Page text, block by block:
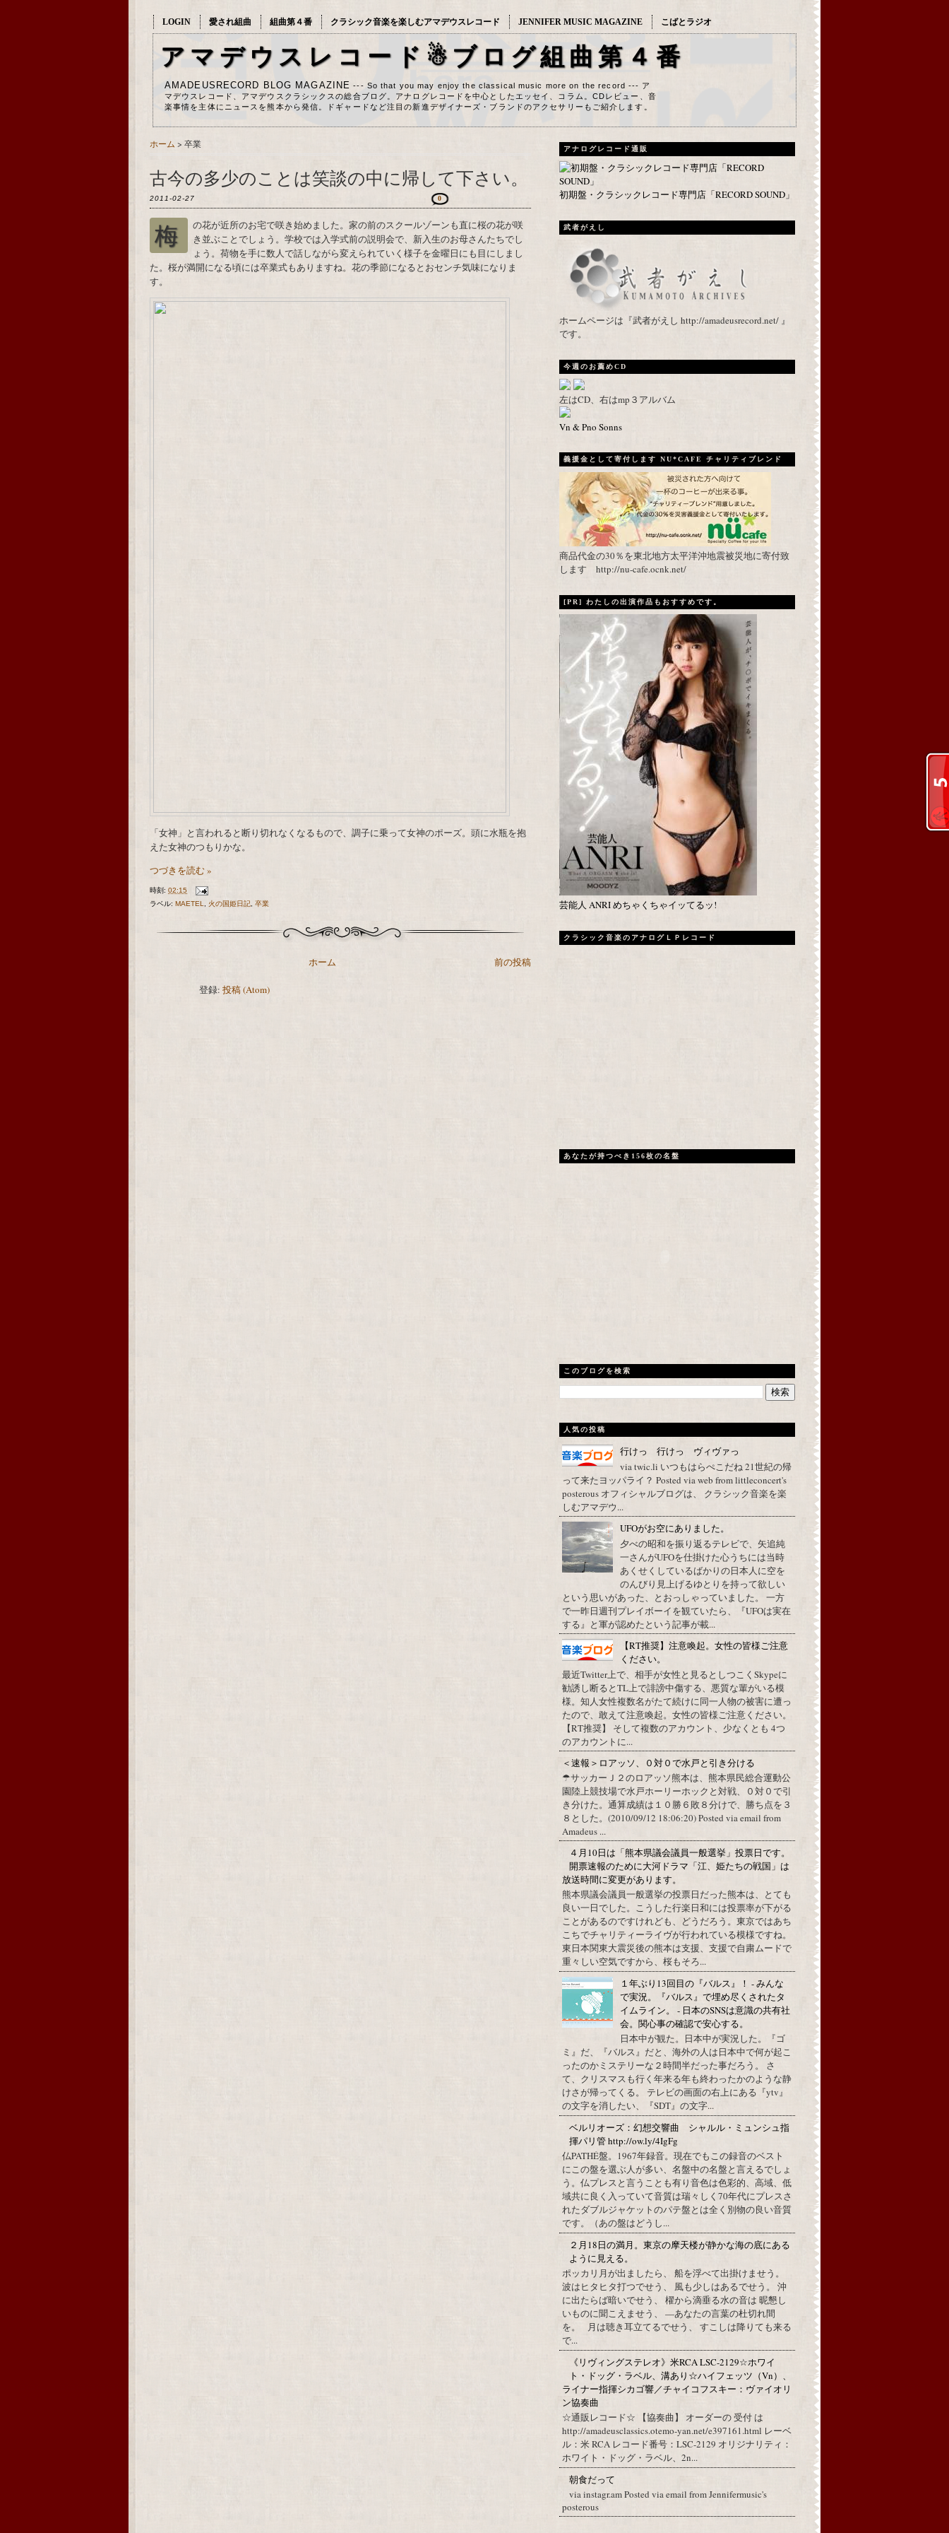
LOGIN 愛され組曲 組曲第４番 クラシック音楽を楽しむアマデウスレコード JENNIFER MUSIC MAGAZINE こばとラジオ
アマデウスレコード☃ブログ組曲第４番
AMADEUSRECORD BLOG MAGAZINE --- So that you may enjoy the classical music more on the record --- ア
マデウスレコード、アマデウスクラシックスの総合ブログ。アナログレコードを中心としたエッセイ、コラム。CDレビュー、音
楽事情を主体にニュースを熊本から発信。ドギャードなど注目の新進デザイナーズ・ブランドのアクセサリーもご紹介します。
ホーム > 卒業
古今の多少のことは笑談の中に帰して下さい。
2011-02-27 0
梅の花が近所のお宅で咲き始めました。家の前のスクールゾーンも直に桜の花が咲
き並ぶことでしょう。学校では入学式前の説明会で、新入生のお母さんたちでし
ょう。荷物を手に数人で話しながら変えられていく様子を金曜日にも目にしまし
た。桜が満開になる頃には卒業式もありますね。花の季節になるとおセンチ気味になりま
す。
「女神」と言われると断り切れなくなるもので、調子に乗って女神のポーズ。頭に水瓶を抱
えた女神のつもりかな。
つづきを読む »
時刻: 02:15
ラベル: MAETEL, 火の国姫日記, 卒業
前の投稿
ホーム
登録: 投稿 (Atom)
アナログレコード通販
初期盤・クラシックレコード専門店「RECORD SOUND」
武者がえし
ホームページは『武者がえし http://amadeusrecord.net/ 』
です。
今週のお薦めCD
左はCD、右はmp３アルバム
Vn & Pno Sonns
義援金として寄付します NU*CAFE チャリティブレンド
商品代金の30％を東北地方太平洋沖地震被災地に寄付致
します http://nu-cafe.ocnk.net/
[PR] わたしの出演作品もおすすめです。
芸能人 ANRI めちゃくちゃイッてるッ!
クラシック音楽のアナログＬＰレコード
あなたが持つべき156枚の名盤
このブログを検索
人気の投稿
行けっ 行けっ ヴィヴァっ
via twic.li いつもはらぺこだね 21世紀の帰
って来たヨッパライ？ Posted via web from littleconcert's
posterous オフィシャルブログは、 クラシック音楽を楽
しむアマデウ...
UFOがお空にありました。
夕べの昭和を振り返るテレビで、矢追純
一さんがUFOを仕掛けた心うちには当時
あくせくしているばかりの日本人に空を
のんびり見上げるゆとりを持って欲しい
という思いがあった、とおっしゃっていました。 一方
で一昨日週刊プレイボーイを観ていたら、『UFOは実在
する』と軍が認めたという記事が載...
【RT推奨】注意喚起。女性の皆様ご注意
ください。
最近Twitter上で、相手が女性と見るとしつこくSkypeに
勧誘し断るとTL上で誹謗中傷する、悪質な輩がいる模
様。知人女性複数名がたて続けに同一人物の被害に遭っ
たので、敢えて注意喚起。女性の皆様ご注意ください。
【RT推奨】 そして複数のアカウント、少なくとも 4つ
のアカウントに...
＜速報＞ロアッソ、０対０で水戸と引き分ける
☂サッカーＪ２のロアッソ熊本は、熊本県民総合運動公
園陸上競技場で水戸ホーリーホックと対戦、０対０で引
き分けた。通算成績は１０勝６敗８分けで、勝ち点を３
８とした。(2010/09/12 18:06:20) Posted via email from
Amadeus ...
４月10日は「熊本県議会議員一般選挙」投票日です。
開票速報のために大河ドラマ「江、姫たちの戦国」は
放送時間に変更があります。
熊本県議会議員一般選挙の投票日だった熊本は、とても
良い一日でした。こうした行楽日和には投票率が下がる
ことがあるのですけれども、どうだろう。東京ではあち
こちでチャリティーライヴが行われている模様ですね。
東日本関東大震災後の熊本は支援、支援で自粛ムードで
重々しい空気ですから、桜もそろ...
１年ぶり13回目の『バルス』！ - みんな
で実況。『バルス』で埋め尽くされたタ
イムライン。 - 日本のSNSは意識の共有社
会。関心事の確認で安心する。
日本中が観た。日本中が実況した。『ゴ
ミ』だ、『バルス』だと、海外の人は日本中で何が起こ
ったのかミステリーな２時間半だった事だろう。 さ
て、クリスマスも行く年来る年も終わったかのような静
けさが帰ってくる。 テレビの画面の右上にある『ytv』
の文字を消したい、『SDT』の文字...
ベルリオーズ：幻想交響曲 シャルル・ミュンシュ指
揮パリ管 http://ow.ly/4IgFg
仏PATHÉ盤。1967年録音。現在でもこの録音のベスト
にこの盤を選ぶ人が多い、名盤中の名盤と言えるでしょ
う。仏プレスと言うことも有り音色は色彩的、高域、低
域共に良く入っていて音質は瑞々しく70年代にプレスさ
れたダブルジャケットのパテ盤とは全く別物の良い音質
です。（あの盤はどうし...
２月18日の満月。東京の摩天楼が静かな海の底にある
ように見える。
ポッカリ月が出ましたら、 船を浮べて出掛けませう。
波はヒタヒタ打つでせう、 風も少しはあるでせう。 沖
に出たらば暗いでせう、 櫂から滴垂る水の音は 昵懇し
いものに聞こえませう、 —あなたの言葉の杜切れ間
を。 月は聴き耳立てるでせう、 すこしは降りても来る
で...
《リヴィングステレオ》米RCA LSC-2129☆ホワイ
ト・ドッグ・ラベル、溝あり☆ハイフェッツ（Vn）、
ライナー指揮シカゴ響／チャイコフスキー：ヴァイオリ
ン協奏曲
☆通販レコード☆ 【協奏曲】 オーダーの 受付 は
http://amadeusclassics.otemo-yan.net/e397161.html レーベ
ル：米 RCA レコード番号：LSC-2129 オリジナリティ：
ホワイト・ドッグ・ラベル、2n...
朝食だって
via instagr.am Posted via email from Jennifermusic's
posterous